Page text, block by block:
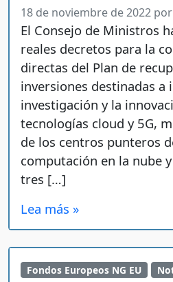
18 de noviembre de 2022 por
El Consejo de Ministros
reales decretos para la
directas del Plan de
inversiones destinadas a
investigación y la
tecnologías cloud y 5G,
de los centros punteros
computación en la nube
tres […]
Lea más »
Fondos Europeos NG EU